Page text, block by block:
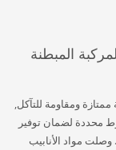
المبطنة
ممتازة ومقاومة للتآكل,
محددة لضمان توفير
وصلت مواد الأنابيب